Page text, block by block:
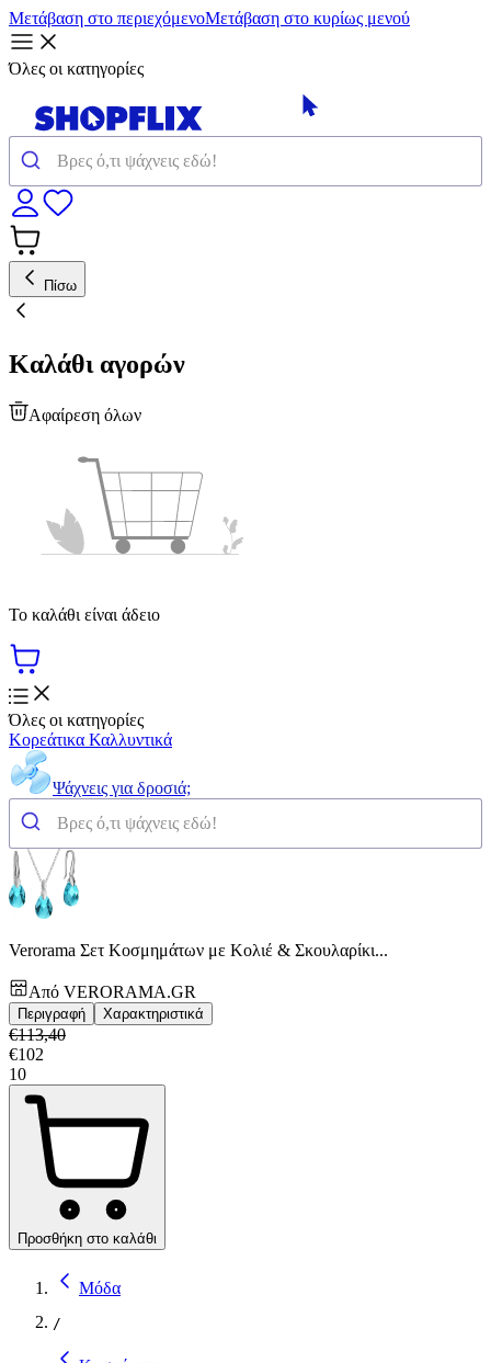
Μετάβαση στο περιεχόμενοΜετάβαση στο κυρίως μενού
Όλες οι κατηγορίες
Πίσω
Καλάθι αγορών
Αφαίρεση όλων
Το καλάθι είναι άδειο
Όλες οι κατηγορίες
Κορεάτικα Καλλυντικά
Ψάχνεις για δροσιά;
Verorama Σετ Κοσμημάτων με Κολιέ & Σκουλαρίκι...
Από VERORAMA.GR
Περιγραφή Χαρακτηριστικά
€113,40
€102
10
Προσθήκη στο καλάθι
Μόδα
/